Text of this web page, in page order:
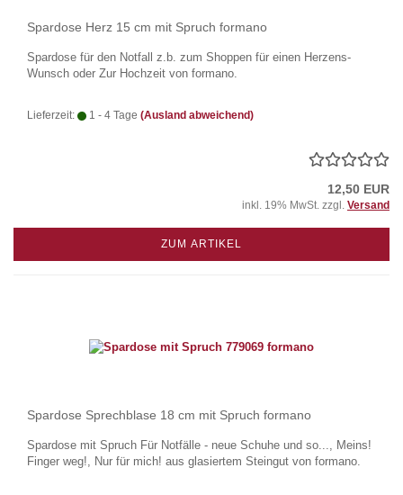
Spardose Herz 15 cm mit Spruch formano
Spardose für den Notfall z.b. zum Shoppen für einen Herzens-
Wunsch oder Zur Hochzeit von formano.
Lieferzeit: 1 - 4 Tage (Ausland abweichend)
12,50 EUR
inkl. 19% MwSt. zzgl. Versand
ZUM ARTIKEL
Spardose Sprechblase 18 cm mit Spruch formano
Spardose mit Spruch Für Notfälle - neue Schuhe und so..., Meins!
Finger weg!, Nur für mich! aus glasiertem Steingut von formano.